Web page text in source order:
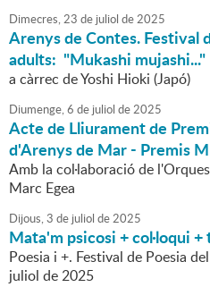
Dimecres,23 de juliol de2025
Arenys de Contes. Festival
adults: "Mukashi mujashi..."
a càrrec de Yoshi Hioki (Japó)
Diumenge,6 de juliol de2025
Acte de Lliurament de
d'Arenys de Mar - Premis
Amb la col·laboració de
Marc Egea
Dijous,3 de juliol de2025
Mata'm psicosi + col·loqui
Poesia i +. Festival de Poesia
juliol de 2025